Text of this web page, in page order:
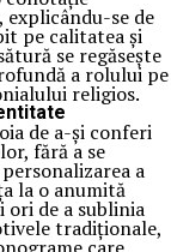
se de
pe calitatea și
se regăsește
a rolului pe
religios.
de a-și conferi
fără a se
a
la o anumită
de a sublinia
tradiționale,